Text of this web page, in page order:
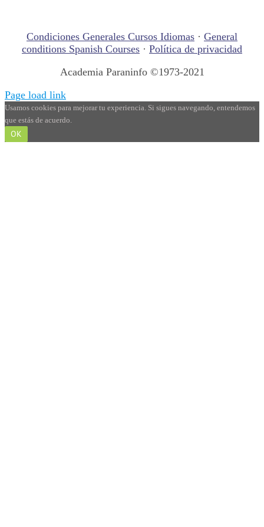
Condiciones Generales Cursos Idiomas · General
conditions Spanish Courses · Política de privacidad
Academia Paraninfo ©1973-2021
Page load link
Usamos cookies para mejorar tu experiencia. Si sigues navegando, entendemos
que estás de acuerdo.
OK